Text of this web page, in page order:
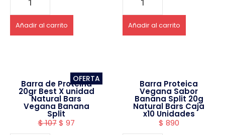
Añadir al carrito Añadir al carrito
OFERTA
Barra de Proteina
20gr Best X unidad
Natural Bars
Vegana Banana
Split
$107 $ 97
Barra Proteica
Vegana Sabor
Banana Split 20g
Natural Bars Caja
x10 Unidades
$ 890